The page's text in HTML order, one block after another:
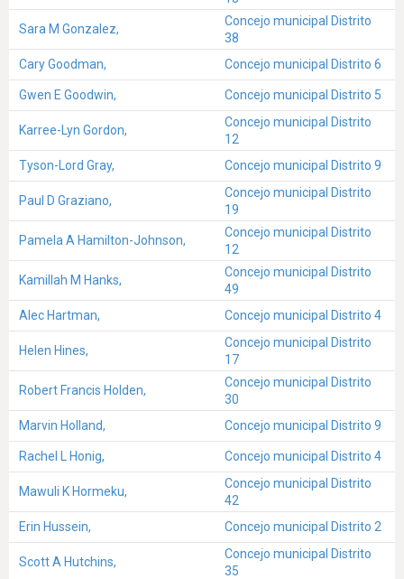
Sara M Gonzalez,
Concejo municipal Distrito
38
Cary Goodman,
Concejo municipal Distrito 6
Gwen E Goodwin, Concejo municipal Distrito 5
Karree-Lyn Gordon,
Concejo municipal Distrito
12
Tyson-Lord Gray,
Concejo municipal Distrito 9
Paul D Graziano,
Concejo municipal Distrito
19
Pamela A Hamilton-Johnson,
Concejo municipal Distrito
12
Kamillah M Hanks,
Concejo municipal Distrito
49
Alec Hartman,
Concejo municipal Distrito 4
Helen Hines,
Concejo municipal Distrito
17
Robert Francis Holden,
Concejo municipal Distrito
30
Marvin Holland,
Concejo municipal Distrito 9
Rachel L Honig, Concejo municipal Distrito 4
Mawuli K Hormeku,
Concejo municipal Distrito
42
Erin Hussein,
Concejo municipal Distrito 2
Scott A Hutchins,
Concejo municipal Distrito
35